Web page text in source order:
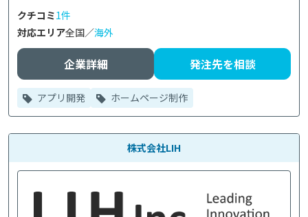
クチコミ1件
対応エリア全国／海外
企業詳細 発注先を相談
アプリ開発 ホームページ制作
株式会社LIH